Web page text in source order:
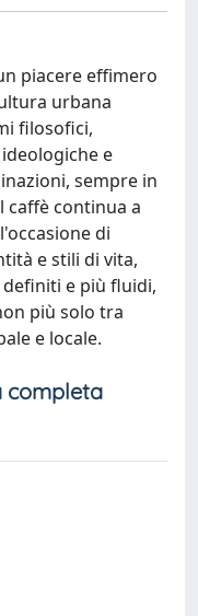
piacere effimero
urbana
filosofici,
e
sempre in
caffè continua a
di
e stili di vita,
e più fluidi,
più solo tra
e locale.
completa